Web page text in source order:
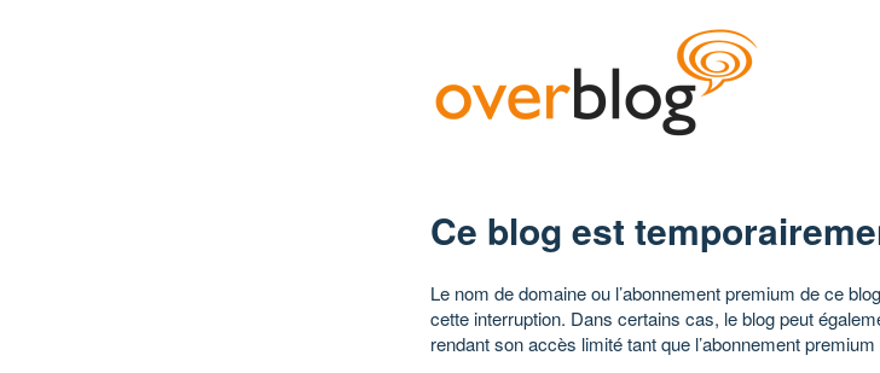
Ce blog est
Le nom de domaine ou l’abonnement premium de ce
cette interruption. Dans certains cas, le blog peut
rendant son accès limité tant que l’abonnement premium